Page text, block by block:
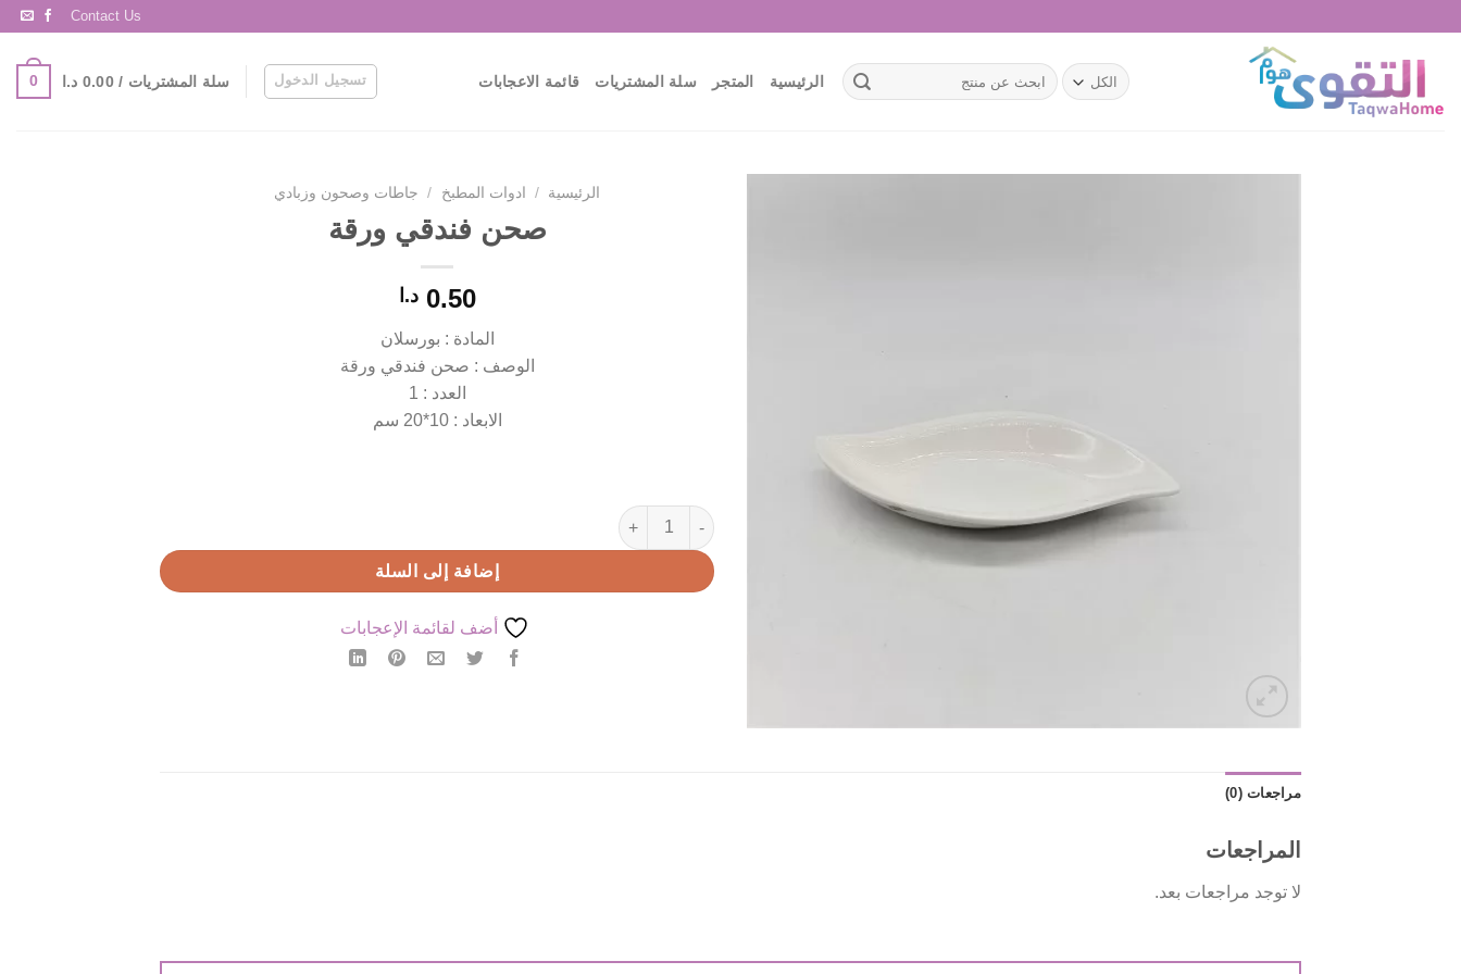
Contact Us
البحث
عن:
الرئيسية المتجر سلة المشتريات قائمة الاعجابات تسجيل الدخول سلة المشتريات / 0.00 د.ا 0
الرئيسية / ادوات المطبخ / جاطات وصحون وزبادي
صحن فندقي ورقة
0.50 د.ا
المادة : بورسلان
الوصف : صحن فندقي ورقة
العدد : 1
الابعاد : 10*20 سم
كمية صحن فندقي ورقة
إضافة إلى السلة
أضف لقائمة الإعجابات
مراجعات (0)
المراجعات
لا توجد مراجعات بعد.